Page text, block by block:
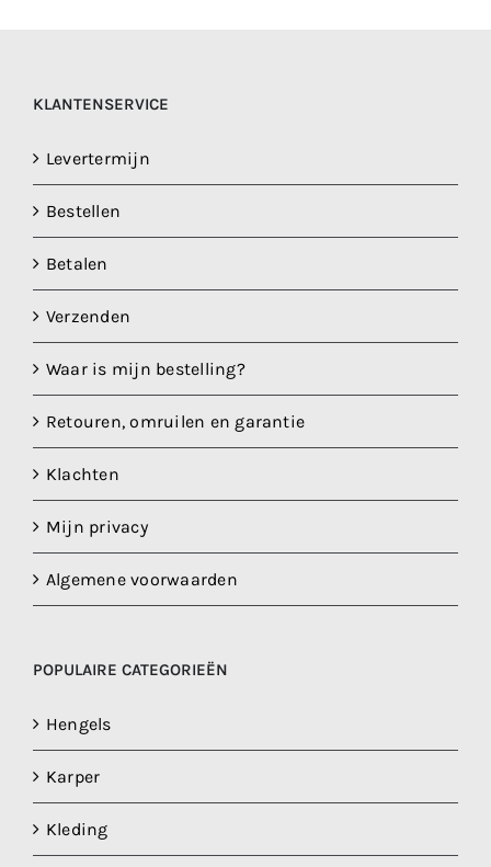
KLANTENSERVICE
Levertermijn
Bestellen
Betalen
Verzenden
Waar is mijn bestelling?
Retouren, omruilen en garantie
Klachten
Mijn privacy
Algemene voorwaarden
POPULAIRE CATEGORIEËN
Hengels
Karper
Kleding